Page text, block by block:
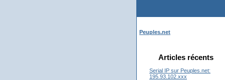
Peuples.net
Articles récents
Serial IP sur Peuples.net:
195.93.102.xxx